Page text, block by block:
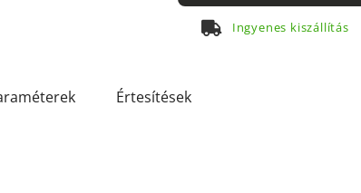
Ingyenes kiszállítás
Értesítések